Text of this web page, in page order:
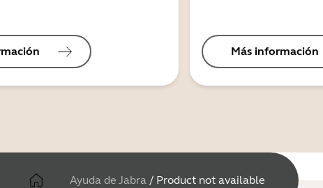
Más información
Ayuda de Jabra / Product not available